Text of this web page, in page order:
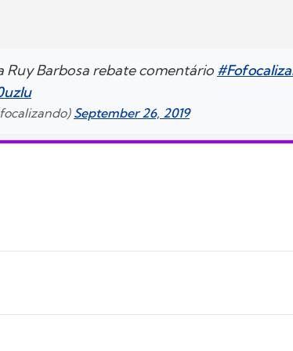
Ruy Barbosa rebate comentário
September 26, 2019